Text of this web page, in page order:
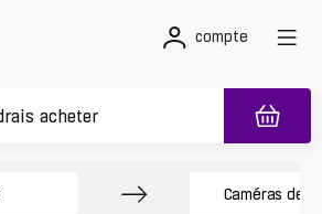
compte
Caméras de